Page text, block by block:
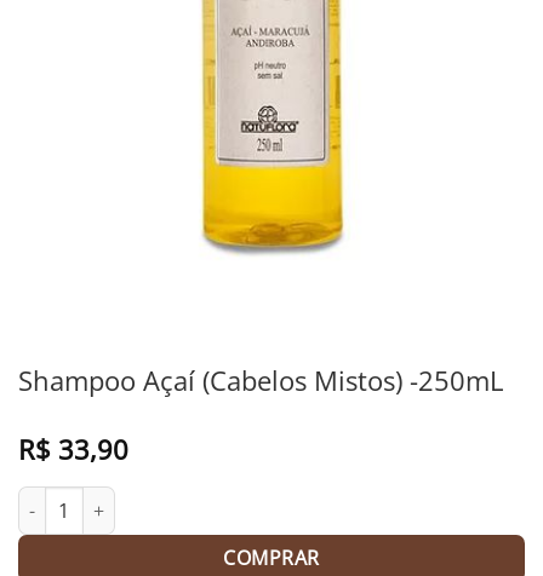
Shampoo Açaí (Cabelos Mistos) -250mL
R$ 33,90
Shampoo Açaí (Cabelos Mistos) -250mL quantidade
COMPRAR